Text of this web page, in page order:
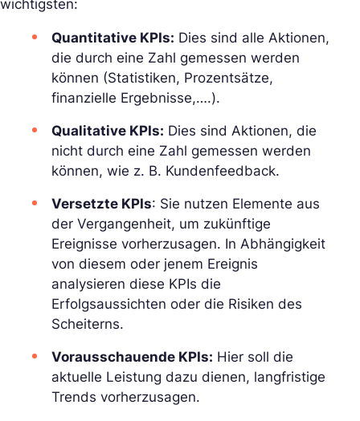
wichtigsten:
Quantitative KPIs: Dies sind alle Aktionen,
die durch eine Zahl gemessen werden
können (Statistiken, Prozentsätze,
finanzielle Ergebnisse,….).
Qualitative KPIs: Dies sind Aktionen, die
nicht durch eine Zahl gemessen werden
können, wie z. B. Kundenfeedback.
Versetzte KPIs: Sie nutzen Elemente aus
der Vergangenheit, um zukünftige
Ereignisse vorherzusagen. In Abhängigkeit
von diesem oder jenem Ereignis
analysieren diese KPIs die
Erfolgsaussichten oder die Risiken des
Scheiterns.
Vorausschauende KPIs: Hier soll die
aktuelle Leistung dazu dienen, langfristige
Trends vorherzusagen.